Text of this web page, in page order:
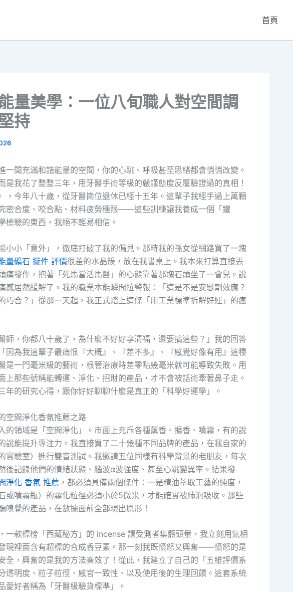
首頁
量美學：一位八旬職人對空間調
持
一間充滿和諧能量的空間，你的心跳、呼吸甚至思緒都會悄悄改變。
是我花了整整三年，用牙醫手術等級的嚴謹態度反覆驗證過的真相！
，今年八十歲，從牙醫崗位退休已經十五年。這輩子我經手過上萬顆
密合度、咬合點、材料疲勞極限——這些訓練讓我養成一個「鐵
檢驗的東西，我絕不輕易相信。
小小「意外」，徹底打破了我的偏見。那時我的孫女從網路買了一塊
量礦石 擺件 評價很差的水晶簇，放在我書桌上。我本來打算直接丟
痛發作，抱著「死馬當活馬醫」的心態靠著那塊石頭坐了一會兒。說
感居然緩解了。我的職業本能瞬間拉警報：「這是不是安慰劑效應？
巧合？」從那一天起，我正式踏上這條「用工業標準拆解好運」的瘋
師，你都八十歲了，為什麼不好好享清福，還要搞這些？」我的回答
因為我這輩子最痛恨『大概』、『差不多』、『感覺好像有用』這種
是一門毫米級的藝術，根管治療時差零點幾毫米就可能導致失敗。用
上那些號稱能轉運、淨化、招財的產品，才不會被話術牽著鼻子走。
年的研究心得，跟你好好聊聊什麼是真正的「科學好運學」。
空間淨化香氛推薦之路
的領域是「空間淨化」。市面上充斥各種薰香、擴香、噴霧，有的說
說能提升專注力。我直接買了二十幾種不同品牌的產品，在我自家的
實驗室）進行雙盲測試。我邀請五位同樣有科學背景的老朋友，每次
後記錄他們的情緒狀態、腦波α波強度、甚至心跳變異率。結果發
淨化 香氛 推薦 ，都必須具備兩個條件：一是精油萃取工藝的純度，
或噴霧瓶）的霧化粒徑必須小於5微米，才能確實被肺泡吸收。那些
嗅覺的產品，在數據面前全部現出原形！
一款標榜「西藏秘方」的 incense 讓受測者集體頭暈，我立刻用氣相
現裡面含有超標的合成香豆素。那一刻我既憤怒又興奮——憤怒的是
全，興奮的是我的方法奏效了！從此，我建立了自己的「五維評價系
透明度、粒子粒徑、感官一致性、以及使用後的生理回饋。這套系統
愛好者稱為「牙醫級驗貨標準」。